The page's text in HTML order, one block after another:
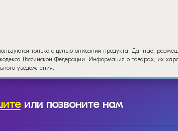
только с целью описания продукта. Данные,
Российской Федерации. Информация о товарах, их
уведомления.
или позвоните нам